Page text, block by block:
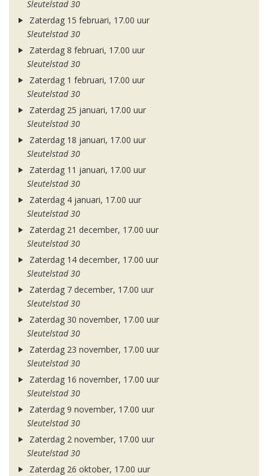
Sleutelstad 30
Zaterdag 15 februari, 17.00 uur
Sleutelstad 30
Zaterdag 8 februari, 17.00 uur
Sleutelstad 30
Zaterdag 1 februari, 17.00 uur
Sleutelstad 30
Zaterdag 25 januari, 17.00 uur
Sleutelstad 30
Zaterdag 18 januari, 17.00 uur
Sleutelstad 30
Zaterdag 11 januari, 17.00 uur
Sleutelstad 30
Zaterdag 4 januari, 17.00 uur
Sleutelstad 30
Zaterdag 21 december, 17.00 uur
Sleutelstad 30
Zaterdag 14 december, 17.00 uur
Sleutelstad 30
Zaterdag 7 december, 17.00 uur
Sleutelstad 30
Zaterdag 30 november, 17.00 uur
Sleutelstad 30
Zaterdag 23 november, 17.00 uur
Sleutelstad 30
Zaterdag 16 november, 17.00 uur
Sleutelstad 30
Zaterdag 9 november, 17.00 uur
Sleutelstad 30
Zaterdag 2 november, 17.00 uur
Sleutelstad 30
Zaterdag 26 oktober, 17.00 uur